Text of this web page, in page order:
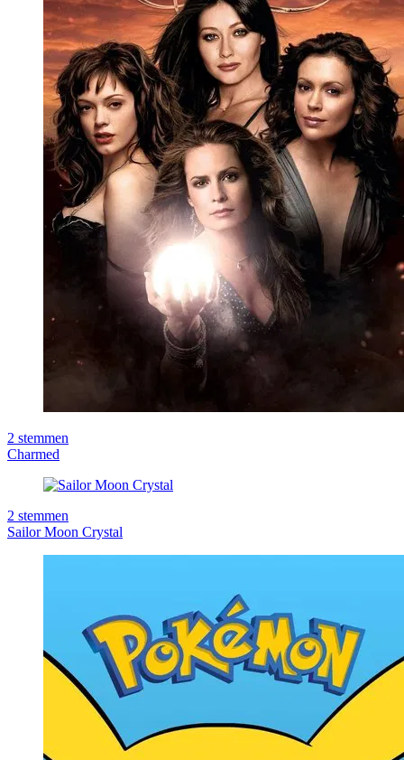
2 stemmen
Charmed
2 stemmen
Sailor Moon Crystal